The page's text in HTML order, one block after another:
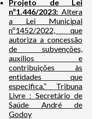
Projeto de Lei
nº1.446/2023: Altera
a Lei Municipal
nº1452/2022, que
autoriza a concessão
de subvenções,
auxílios e
contribuições às
entidades que
especifica.” Tribuna
Livre : Secretário de
Saúde André de
Godoy